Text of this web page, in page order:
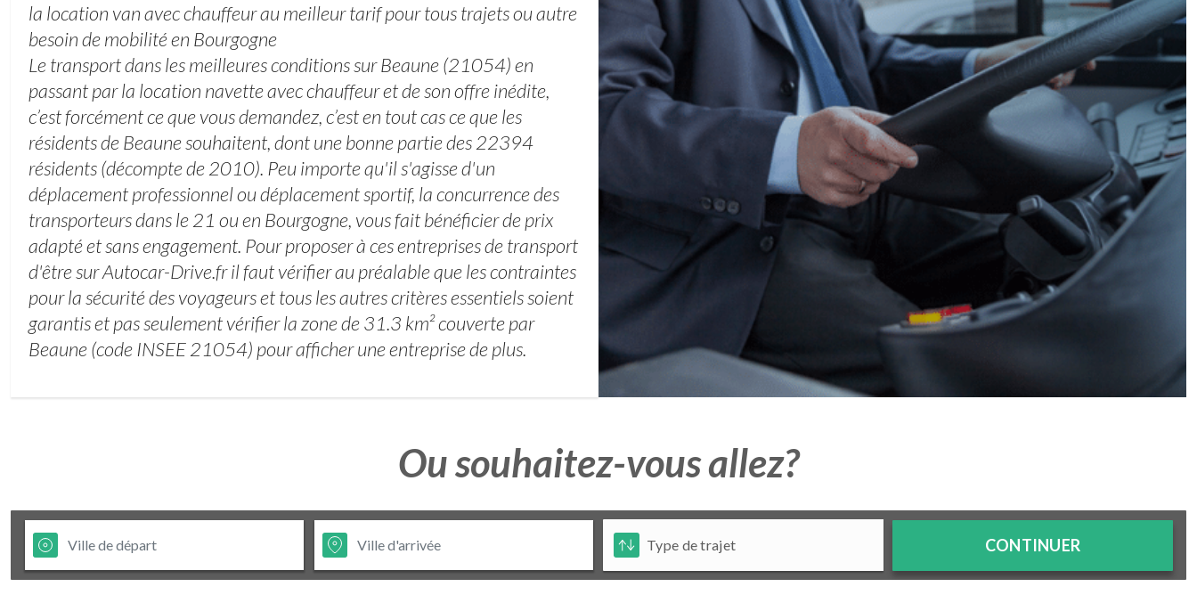
la location van avec chauffeur au meilleur tarif pour tous trajets ou autre
besoin de mobilité en Bourgogne
Le transport dans les meilleures conditions sur Beaune (21054) en
passant par la location navette avec chauffeur et de son offre inédite,
c’est forcément ce que vous demandez, c’est en tout cas ce que les
résidents de Beaune souhaitent, dont une bonne partie des 22394
résidents (décompte de 2010). Peu importe qu'il s'agisse d'un
déplacement professionnel ou déplacement sportif, la concurrence des
transporteurs dans le 21 ou en Bourgogne, vous fait bénéficier de prix
adapté et sans engagement. Pour proposer à ces entreprises de transport
d'être sur Autocar-Drive.fr il faut vérifier au préalable que les contraintes
pour la sécurité des voyageurs et tous les autres critères essentiels soient
garantis et pas seulement vérifier la zone de 31.3 km² couverte par
Beaune (code INSEE 21054) pour afficher une entreprise de plus.
Ou souhaitez-vous allez?
CONTINUER